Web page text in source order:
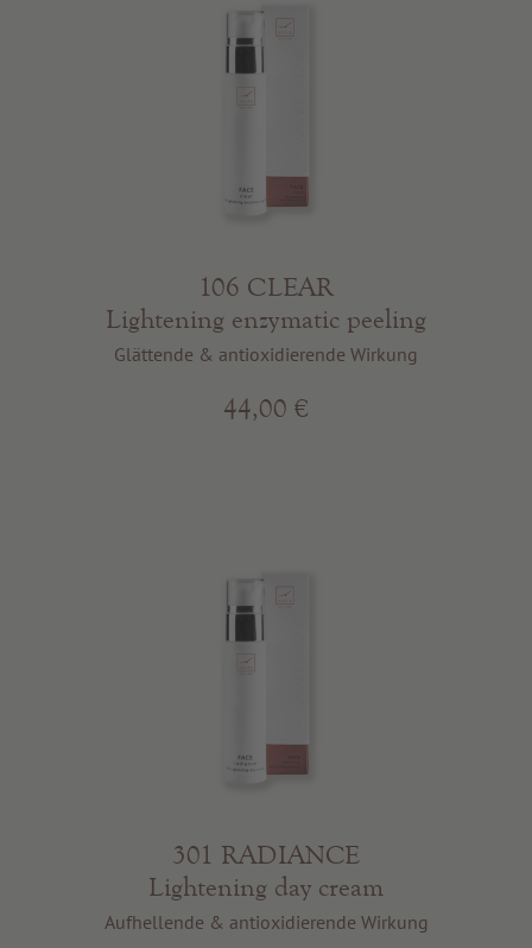
106 CLEAR
Lightening enzymatic peeling
Glättende & antioxidierende Wirkung
44,00 €
301 RADIANCE
Lightening day cream
Aufhellende & antioxidierende Wirkung